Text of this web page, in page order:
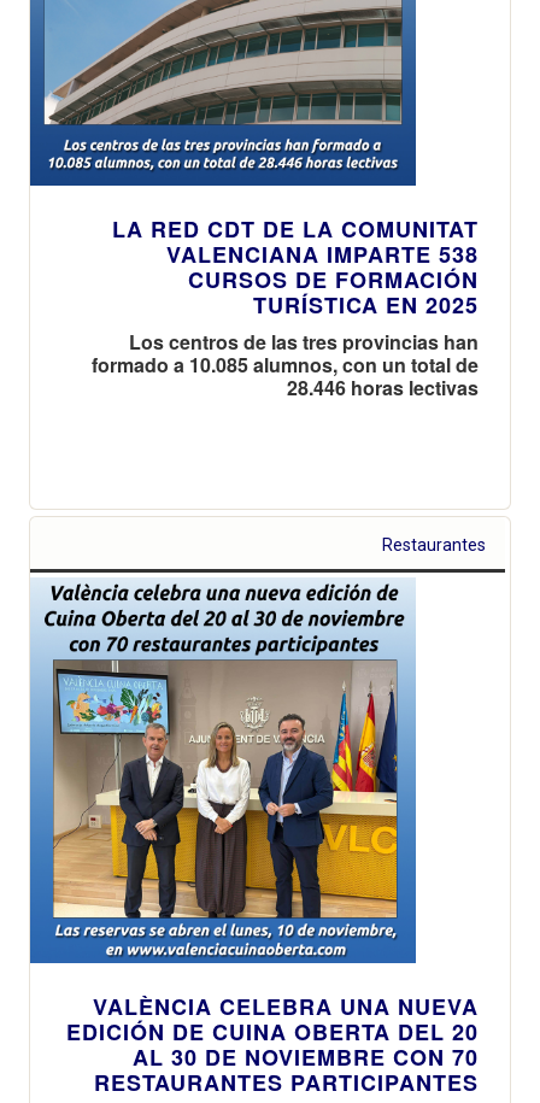
LA RED CDT DE LA COMUNITAT
VALENCIANA IMPARTE 538
CURSOS DE FORMACIÓN
TURÍSTICA EN 2025
Los centros de las tres provincias han
formado a 10.085 alumnos, con un total de
28.446 horas lectivas
Restaurantes
VALÈNCIA CELEBRA UNA NUEVA
EDICIÓN DE CUINA OBERTA DEL 20
AL 30 DE NOVIEMBRE CON 70
RESTAURANTES PARTICIPANTES